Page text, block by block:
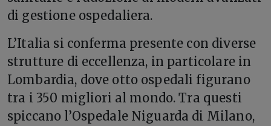
di gestione ospedaliera.
L’Italia si conferma presente con diverse
strutture di eccellenza, in particolare in
Lombardia, dove otto ospedali figurano
tra i 350 migliori al mondo. Tra questi
spiccano l’Ospedale Niguarda di Milano,